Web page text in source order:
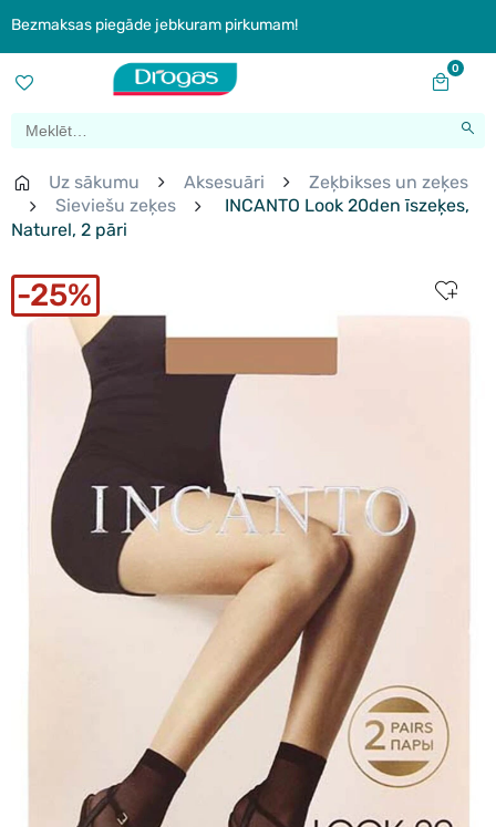
Bezmaksas piegāde jebkuram pirkumam!
0
Uz sākumu Aksesuāri
Zeķbikses un zeķes
Sieviešu zeķes
INCANTO Look 20den īszeķes,
Naturel, 2 pāri
25%